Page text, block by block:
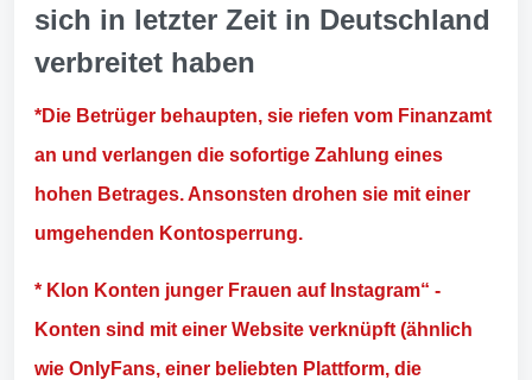
sich in letzter Zeit in Deutschland
verbreitet haben
*Die Betrüger behaupten, sie riefen vom Finanzamt
an und verlangen die sofortige Zahlung eines
hohen Betrages. Ansonsten drohen sie mit einer
umgehenden Kontosperrung.
* Klon Konten junger Frauen auf Instagram“ -
Konten sind mit einer Website verknüpft (ähnlich
wie OnlyFans, einer beliebten Plattform, die